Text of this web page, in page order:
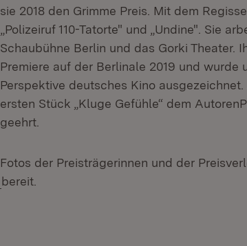
sie 2018 den Grimme Preis. Mit dem
„Polizeiruf 110-Tatorte" und „Undine". Sie
Schaubühne Berlin und das Gorki Theater.
Premiere auf der Berlinale 2019 und
Perspektive deutsches Kino
ersten Stück „Kluge Gefühle“ dem
geehrt.
Fotos der Preisträgerinnen und der
(Öffnet in neuem Fenster)
bereit.